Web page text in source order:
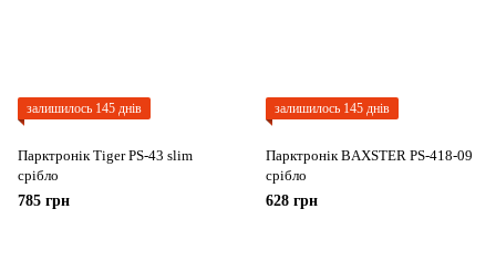
залишилось 145 днів
Парктронік Tiger PS-43 slim
срібло
785 грн
залишилось 145 днів
Парктронік BAXSTER PS-418-09
срібло
628 грн